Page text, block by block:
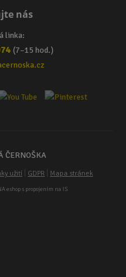
nás
linka:
(7–15 hod.)
ČERNOŠKA
užití GDPR Mapa stránek
eshop s propojením na IS